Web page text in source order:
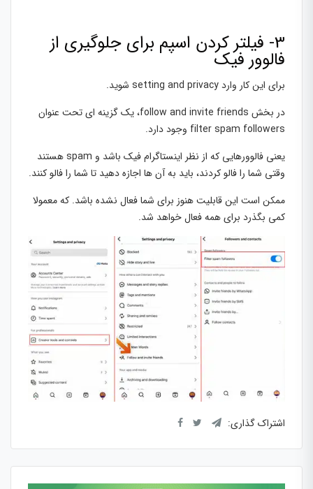
3- فیلتر کردن اسپم برای جلوگیری از
فالوور فیک
برای این کار وارد setting and privacy شوید.
در بخش follow and invite friends، یک گزینه ای تحت عنوان
filter spam followers وجود دارد.
یعنی فالوورهایی که از نظر اینستاگرام فیک باشد و spam هستند
وقتی شما را فالو کردند، باید به آن ها اجازه دهید تا شما را فالو کنند.
ممکن است این قابلیت هنوز برای شما فعال نشده باشد. که معمولا
کمی بگذرد برای همه فعال خواهد شد.
اشتراک گذاری: